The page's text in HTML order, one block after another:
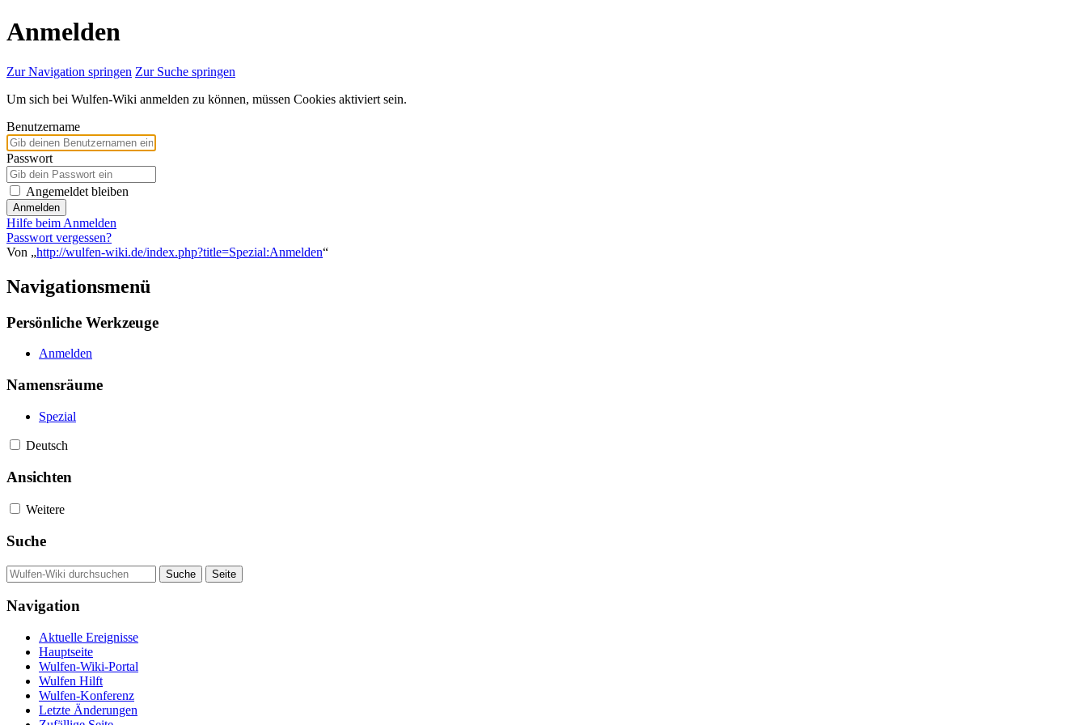
Anmelden
Zur Navigation springen Zur Suche springen
Um sich bei Wulfen-Wiki anmelden zu können, müssen Cookies aktiviert sein.
Benutzername
Passwort
Angemeldet bleiben
Anmelden
Hilfe beim Anmelden
Passwort vergessen?
Von „http://wulfen-wiki.de/index.php?title=Spezial:Anmelden“
Navigationsmenü
Persönliche Werkzeuge
Anmelden
Namensräume
Spezial
Deutsch
Ansichten
Weitere
Suche
Navigation
Aktuelle Ereignisse
Hauptseite
Wulfen-Wiki-Portal
Wulfen Hilft
Wulfen-Konferenz
Letzte Änderungen